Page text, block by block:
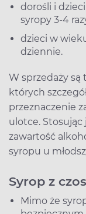
dorośli i dzieci
syropy 3-4
dzieci w
dziennie.
W sprzedaży są
których
przeznaczenie
ulotce.
zawartość
syropu u
Syrop z
Mimo że